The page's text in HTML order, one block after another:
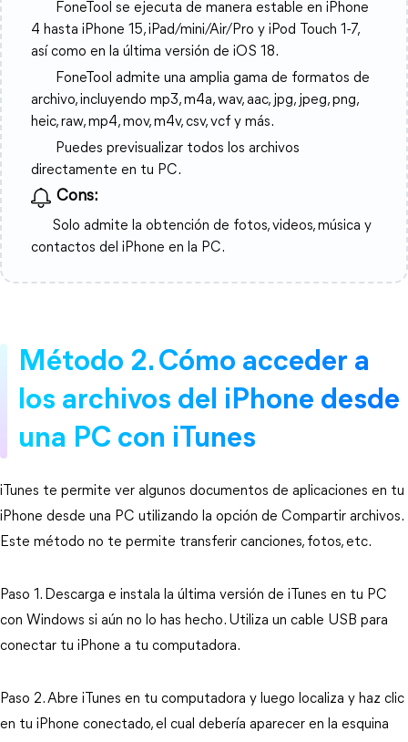
FoneTool se ejecuta de manera estable en iPhone
4 hasta iPhone 15, iPad/mini/Air/Pro y iPod Touch 1-7,
así como en la última versión de iOS 18.
FoneTool admite una amplia gama de formatos de
archivo, incluyendo mp3, m4a, wav, aac, jpg, jpeg, png,
heic, raw, mp4, mov, m4v, csv, vcf y más.
Puedes previsualizar todos los archivos
directamente en tu PC.
Cons:
Solo admite la obtención de fotos, videos, música y
contactos del iPhone en la PC.
Método 2. Cómo acceder a
los archivos del iPhone desde
una PC con iTunes
iTunes te permite ver algunos documentos de aplicaciones en tu
iPhone desde una PC utilizando la opción de Compartir archivos.
Este método no te permite transferir canciones, fotos, etc.
Paso 1. Descarga e instala la última versión de iTunes en tu PC
con Windows si aún no lo has hecho. Utiliza un cable USB para
conectar tu iPhone a tu computadora.
Paso 2. Abre iTunes en tu computadora y luego localiza y haz clic
en tu iPhone conectado, el cual debería aparecer en la esquina